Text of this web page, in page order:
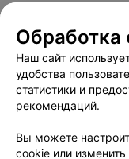
Обработка
Наш сайт
удобства
статистики и
рекомендаций.
Вы можете
cookie или